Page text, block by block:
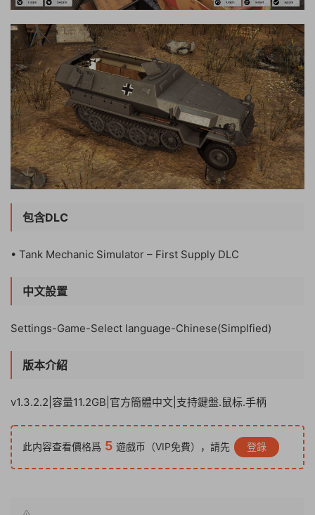
包含DLC
• Tank Mechanic Simulator – First Supply DLC
中文設置
Settings-Game-Select language-Chinese(Simplfied)
版本介紹
v1.3.2.2|容量11.2GB|官方簡體中文|支持鍵盤.鼠标.手柄
此内容查看價格爲 5 遊戲币（VIP免費），請先 登錄